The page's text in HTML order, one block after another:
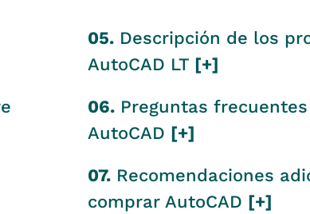
05. Descripción de los
AutoCAD LT [+]
06. Preguntas
AutoCAD [+]
07. Recomendaciones
comprar AutoCAD [+]